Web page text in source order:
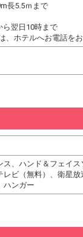
長5.5ｍまで
ら翌日10時まで
ホテルへお電話をお
、ハンド＆フェイ
ビ（無料）、衛星
ハンガー